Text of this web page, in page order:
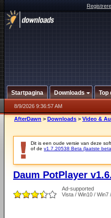
Startpagina Downloads Top
8/9/2026 9:36:57 AM
AfterDawn > Downloads > Video &
Dit is een oude versie van deze
of de v1.7.20538 Beta (laatste
Daum PotPlayer
Ad-supported
Vista / Win10 / Win7